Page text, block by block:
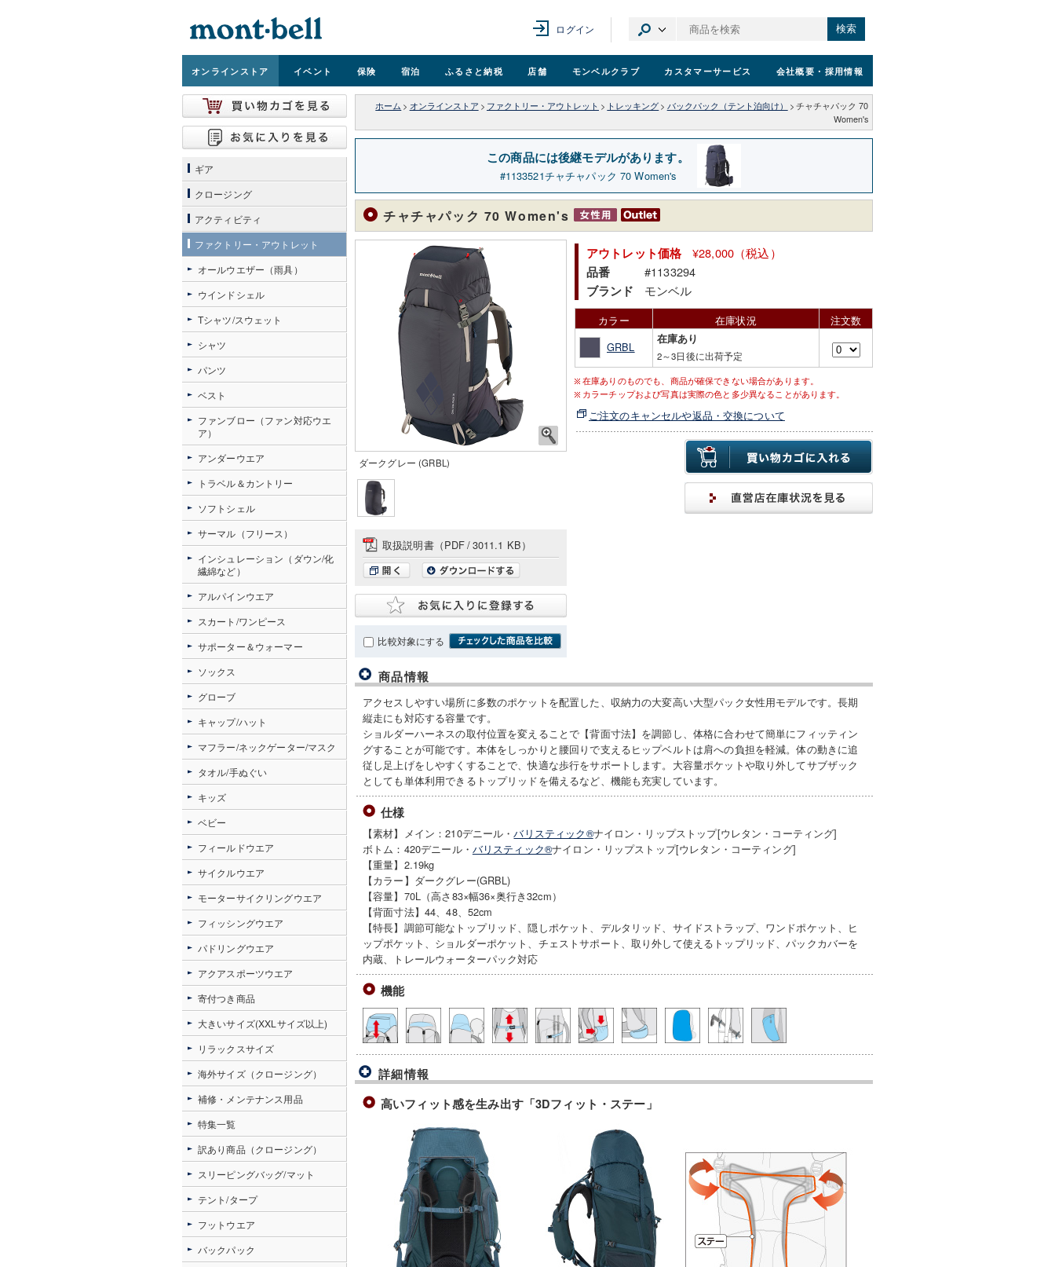
ログイン 検索
オンラインストア イベント 保険 宿泊 ふるさと納税 店舗 モンベルクラブ カスタマーサービス 会社概要 ・採用情報
ホーム > オンラインストア > ファクトリー・アウトレット > トレッキング > バックパック（テント泊向け） > チャチャパック 70
Women's
この商品には後継モデルがあります。
1133521チャチャパック 70 Women's
チャチャパック 70 Women's
ダークグレー (GRBL)
取扱説明書（PDF/3011.1 KB）
比較対象にする
アウトレット価格 ¥28,000（税込）
品番 #1133294
ブランド モンベル
カラー 在庫状況
注文数
GRBL
在庫あり
2～3日後に出荷予定
在庫ありのものでも、商品が確保できない場合があります。
カラーチップおよび写真は実際の色と多少異なることがあります。
ご注文のキャンセルや返品・交換について
商品情報
アクセスしやすい場所に多数のポケットを配置した、収納力の大変高い大型パック女性用モデルです。長期
縦走にも対応する容量です。
ショルダーハーネスの取付位置を変えることで【背面寸法】を調節し、体格に合わせて簡単にフィッティン
グすることが可能です。本体をしっかりと腰回りで支えるヒップベルトは肩への負担を軽減。体の動きに追
従し足上げをしやすくすることで、快適な歩行をサポートします。大容量ポケットや取り外してサブザック
としても単体利用できるトップリッドを備えるなど、機能も充実しています。
仕様
【素材】メイン：210デニール・バリスティック®ナイロン・リップストップ[ウレタン・コーティング]
ボトム：420デニール・ バリスティック®ナイロン・リップストップ[ウレタン・コーティング]
【重量】2.19kg
【カラー】ダークグレー(GRBL)
【容量】70L（高さ83×幅36×奥行き32cm）
【背面寸法】44、48、52cm
【特長】調節可能なトップリッド、隠しポケット、デルタリッド、サイドストラップ、ワンドポケット、ヒ
ップポケット、ショルダーポケット、チェストサポート、取り外して使えるトップリッド、パックカバーを
内蔵、トレールウォーターパック対応
機能
詳細情報
高いフィット感を生み出す「3Dフィット・ステー」
ギア
クロージング
アクティビティ
ファクトリー・アウトレット
オールウエザー（雨具）
ウインドシェル
Tシャツ/スウェット
シャツ
パンツ
ベスト
ファンブロー（ファン対応ウエ
ア）
アンダーウエア
トラベル＆カントリー
ソフトシェル
サーマル（フリース）
インシュレーション（ダウン/化
繊綿など）
アルパインウエア
スカート/ワンピース
サポーター＆ウォーマー
ソックス
グローブ
キャップ/ハット
マフラー/ネックゲーター/マスク
タオル/手ぬぐい
キッズ
ベビー
フィールドウエア
サイクルウエア
モーターサイクリングウエア
フィッシングウエア
パドリングウエア
アクアスポーツウエア
寄付つき商品
大きいサイズ(XXLサイズ以上)
リラックスサイズ
海外サイズ（クロージング）
補修・メンテナンス用品
特集一覧
訳あり商品（クロージング）
スリーピングバッグ/マット
テント/タープ
フットウエア
バックパック